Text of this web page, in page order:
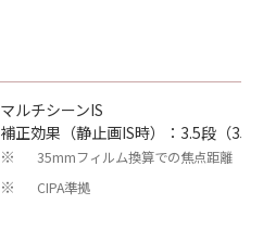
マルチシーンIS
補正効果（静止画IS時）：3.5段（
※ 35mmフィルム換算での焦点距離
※ CIPA準拠